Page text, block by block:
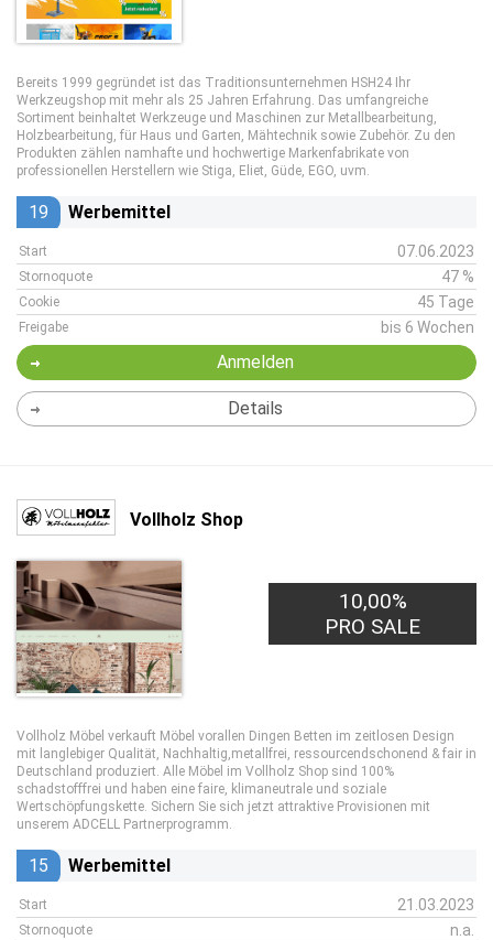
Bereits 1999 gegründet ist das Traditionsunternehmen HSH24 Ihr
Werkzeugshop mit mehr als 25 Jahren Erfahrung. Das umfangreiche
Sortiment beinhaltet Werkzeuge und Maschinen zur Metallbearbeitung,
Holzbearbeitung, für Haus und Garten, Mähtechnik sowie Zubehör. Zu den
Produkten zählen namhafte und hochwertige Markenfabrikate von
professionellen Herstellern wie Stiga, Eliet, Güde, EGO, uvm.
19 Werbemittel
Start 07.06.2023
Stornoquote 47 %
Cookie 45 Tage
Freigabe bis 6 Wochen
Anmelden
Details
Vollholz Shop
10,00%
PRO SALE
Vollholz Möbel verkauft Möbel vorallen Dingen Betten im zeitlosen Design
mit langlebiger Qualität, Nachhaltig,metallfrei, ressourcendschonend & fair in
Deutschland produziert. Alle Möbel im Vollholz Shop sind 100%
schadstofffrei und haben eine faire, klimaneutrale und soziale
Wertschöpfungskette. Sichern Sie sich jetzt attraktive Provisionen mit
unserem ADCELL Partnerprogramm.
15 Werbemittel
Start 21.03.2023
Stornoquote n.a.